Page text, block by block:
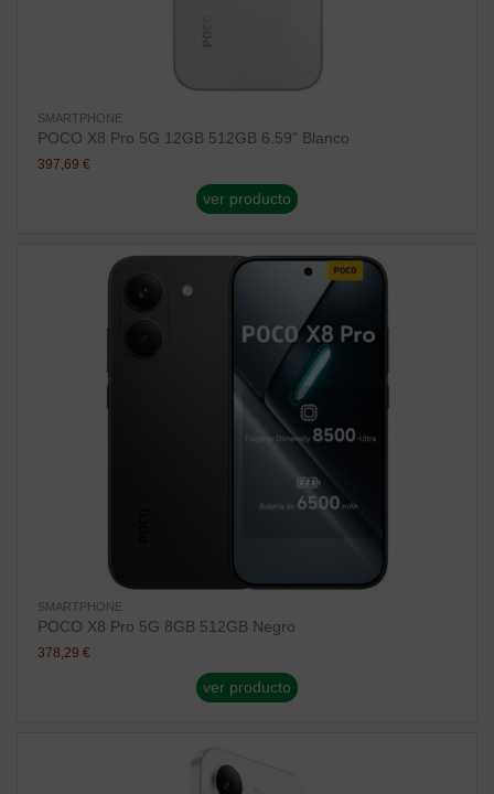
SMARTPHONE
POCO X8 Pro 5G 12GB 512GB 6.59" Blanco
397,69 €
ver producto
SMARTPHONE
POCO X8 Pro 5G 8GB 512GB Negro
378,29 €
ver producto